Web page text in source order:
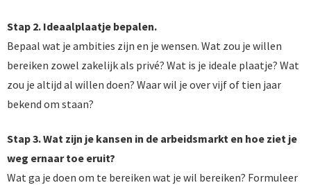
Stap 2. Ideaalplaatje bepalen.
Bepaal wat je ambities zijn en je wensen. Wat zou je willen
bereiken zowel zakelijk als privé? Wat is je ideale plaatje? Wat
zou je altijd al willen doen? Waar wil je over vijf of tien jaar
bekend om staan?
Stap 3. Wat zijn je kansen in de arbeidsmarkt en hoe ziet je
weg ernaar toe eruit?
Wat ga je doen om te bereiken wat je wil bereiken? Formuleer